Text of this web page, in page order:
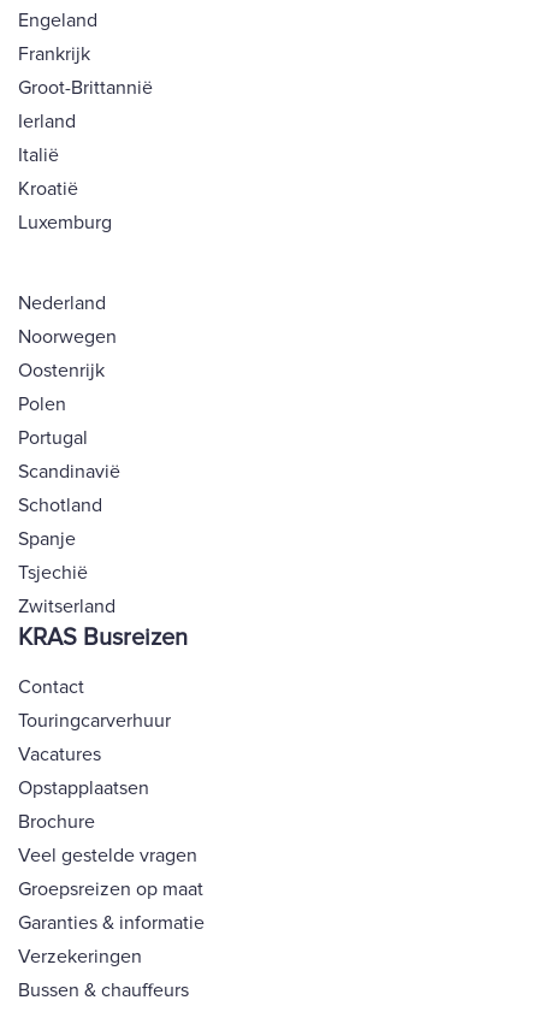
Engeland
Frankrijk
Groot-Brittannië
Ierland
Italië
Kroatië
Luxemburg
Nederland
Noorwegen
Oostenrijk
Polen
Portugal
Scandinavië
Schotland
Spanje
Tsjechië
Zwitserland
KRAS Busreizen
Contact
Touringcarverhuur
Vacatures
Opstapplaatsen
Brochure
Veel gestelde vragen
Groepsreizen op maat
Garanties & informatie
Verzekeringen
Bussen & chauffeurs